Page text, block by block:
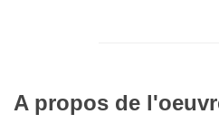
A propos de